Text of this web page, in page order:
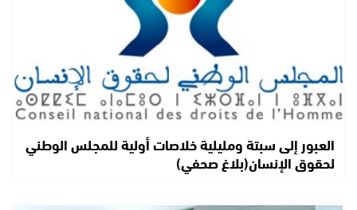
العبور إلى سبتة ومليلية خلاصات أولية للمجلس الوطني
لحقوق الإنسان(بلاغ صحفي)